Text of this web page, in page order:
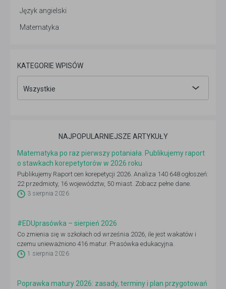
Język angielski
Matematyka
KATEGORIE WPISÓW
Wszystkie
NAJPOPULARNIEJSZE ARTYKUŁY
Matematyka po raz pierwszy potaniała. Publikujemy raport
o stawkach korepetytorów w 2026 roku
Publikujemy Raport cen korepetycji 2026. Analiza 140 648 ogłoszeń:
22 przedmioty, 16 województw, 50 miast. Zobacz pełne dane.
3 sierpnia 2026
#EDUprasówka – sierpień 2026
Co zmienia się w szkołach od września 2026, ile jest wakatów i
czemu unieważniono 416 matur. Prasówka edukacyjna.
1 sierpnia 2026
Poprawka matury 2026: zasady, terminy i plan przygotowań